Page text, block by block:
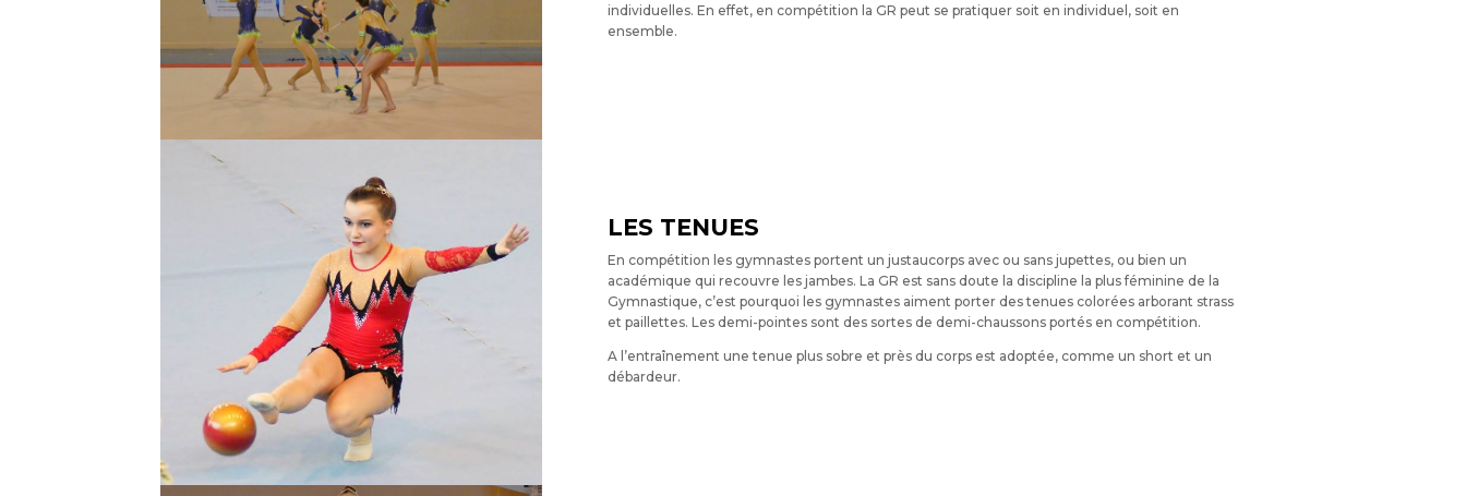
individuelles. En effet, en compétition la GR peut se pratiquer soit en individuel, soit en
ensemble.
LES TENUES
En compétition les gymnastes portent un justaucorps avec ou sans jupettes, ou bien un
académique qui recouvre les jambes. La GR est sans doute la discipline la plus féminine de la
Gymnastique, c’est pourquoi les gymnastes aiment porter des tenues colorées arborant strass
et paillettes. Les demi-pointes sont des sortes de demi-chaussons portés en compétition.
A l’entraînement une tenue plus sobre et près du corps est adoptée, comme un short et un
débardeur.